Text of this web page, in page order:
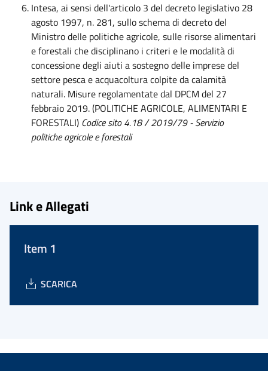
Intesa, ai sensi dell'articolo 3 del decreto legislativo 28
agosto 1997, n. 281, sullo schema di decreto del
Ministro delle politiche agricole, sulle risorse alimentari
e forestali che disciplinano i criteri e le modalità di
concessione degli aiuti a sostegno delle imprese del
settore pesca e acquacoltura colpite da calamità
naturali. Misure regolamentate dal DPCM del 27
febbraio 2019. (POLITICHE AGRICOLE, ALIMENTARI E
FORESTALI) Codice sito 4.18 / 2019/79 - Servizio
politiche agricole e forestali
Link e Allegati
Item 1
SCARICA